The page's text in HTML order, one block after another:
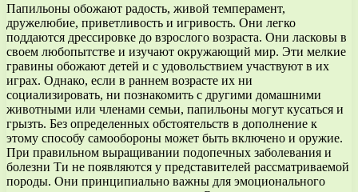
Папильоны обожают радость, живой темперамент,
дружелюбие, приветливость и игривость. Они легко
поддаются дрессировке до взрослого возраста. Они ласковы в
своем любопытстве и изучают окружающий мир. Эти мелкие
гравины обожают детей и с удовольствием участвуют в их
играх. Однако, если в раннем возрасте их ни
социализировать, ни познакомить с другими домашними
животными или членами семьи, папильоны могут кусаться и
грызть. Без определенных обстоятельств в дополнение к
этому способу самообороны может быть включено и оружие.
При правильном выращивании подопечных заболевания и
болезни Ти не появляются у представителей рассматриваемой
породы. Они принципиально важны для эмоционального